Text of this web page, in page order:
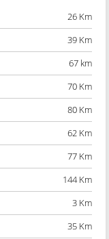
26 Km
39 Km
67 km
70 Km
80 Km
62 Km
77 Km
144 Km
3 Km
35 Km